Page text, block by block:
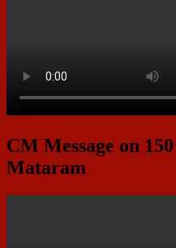
CM Message on
Mataram